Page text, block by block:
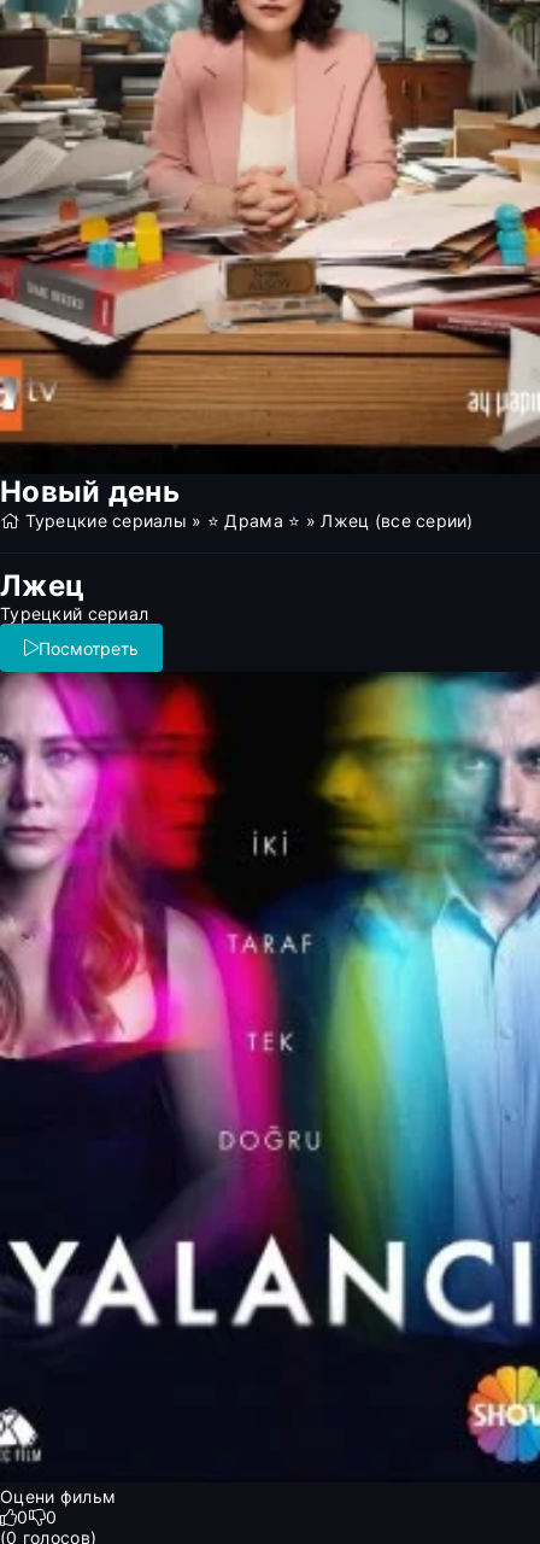
Новый день
Турецкие сериалы » ⭐ Драма ⭐ » Лжец (все серии)
Лжец
Турецкий сериал
Посмотреть
Оцени фильм
0
0
(0 голосов)